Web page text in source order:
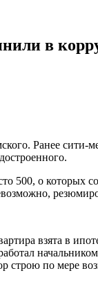
в
Ранее сити-
500, о которых
взята в
строю по мере